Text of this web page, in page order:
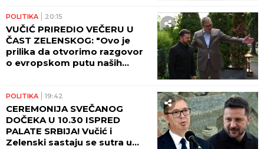
POLITIKA 20:15
VUČIĆ PRIREDIO VEČERU U
ČAST ZELENSKOG: "Ovo je
prilika da otvorimo razgovor
o evropskom putu naših
POLITIKA 19:42
CEREMONIJA SVEČANOG
DOČEKA U 10.30 ISPRED
PALATE SRBIJA! Vučić i
Zelenski sastaju se sutra u